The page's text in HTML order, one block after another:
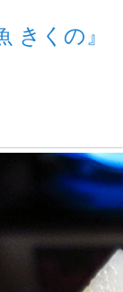
きくの